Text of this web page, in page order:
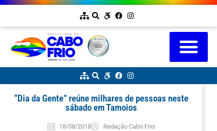
“Dia da Gente” reúne milhares de pessoas neste
sábado em Tamoios
18/08/2018
Redação Cabo Frio